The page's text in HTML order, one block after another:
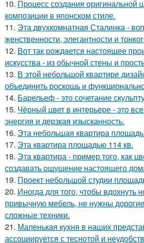
10. Процесс создания оригинальной
композиции в японском стиле.
11. Эта двухкомнатная Сталинка -
женственности, элегантности и
12. Вот так рождается настоящее
искусства - из обычной стены и
13. В этой небольшой квартире
объединить роскошь и
14. Барельеф - это сочетание
15. Чёрный цвет в интерьере - это
энергия и дерзкая изысканность.
16. Эта небольшая квартира
17. Эта квартира площадью 114 кв.
18. Эта квартира - пример того, как
создавать ощущение настоящего
19. Проект небольшой студии
20. Иногда для того, чтобы вдохнуть
привычную мебель, не нужны
сложные техники.
21. Маленькая кухня в наших
ассоциируется с теснотой и